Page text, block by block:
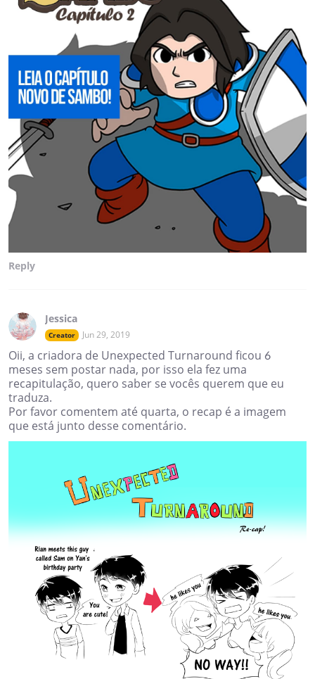
Reply
Jessica
Creator Jun 29, 2019
Oii, a criadora de Unexpected Turnaround ficou 6
meses sem postar nada, por isso ela fez uma
recapitulação, quero saber se vocês querem que eu
traduza.
Por favor comentem até quarta, o recap é a imagem
que está junto desse comentário.